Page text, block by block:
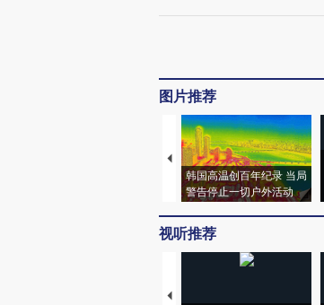
图片推荐
韩国高温创百年纪录 当局
警告停止一切户外活动
视听推荐